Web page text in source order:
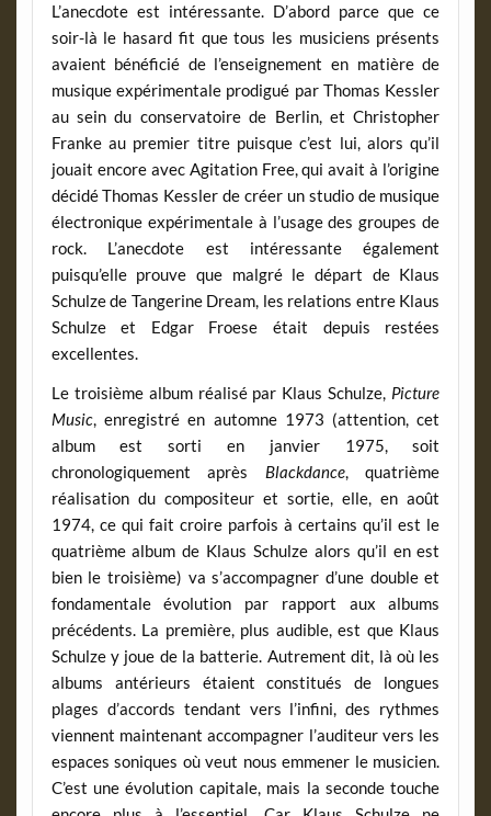
L’anecdote est intéressante. D’abord parce que ce
soir-là le hasard fit que tous les musiciens présents
avaient bénéficié de l’enseignement en matière de
musique expérimentale prodigué par Thomas Kessler
au sein du conservatoire de Berlin, et Christopher
Franke au premier titre puisque c’est lui, alors qu’il
jouait encore avec Agitation Free, qui avait à l’origine
décidé Thomas Kessler de créer un studio de musique
électronique expérimentale à l’usage des groupes de
rock. L’anecdote est intéressante également
puisqu’elle prouve que malgré le départ de Klaus
Schulze de Tangerine Dream, les relations entre Klaus
Schulze et Edgar Froese était depuis restées
excellentes.
Le troisième album réalisé par Klaus Schulze, Picture
Music, enregistré en automne 1973 (attention, cet
album est sorti en janvier 1975, soit
chronologiquement après Blackdance, quatrième
réalisation du compositeur et sortie, elle, en août
1974, ce qui fait croire parfois à certains qu’il est le
quatrième album de Klaus Schulze alors qu’il en est
bien le troisième) va s’accompagner d’une double et
fondamentale évolution par rapport aux albums
précédents. La première, plus audible, est que Klaus
Schulze y joue de la batterie. Autrement dit, là où les
albums antérieurs étaient constitués de longues
plages d’accords tendant vers l’infini, des rythmes
viennent maintenant accompagner l’auditeur vers les
espaces soniques où veut nous emmener le musicien.
C’est une évolution capitale, mais la seconde touche